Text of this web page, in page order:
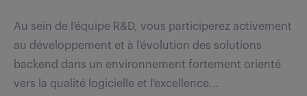
Au sein de l'équipe R&D, vous participerez activement
au développement et à l'évolution des solutions
backend dans un environnement fortement orienté
vers la qualité logicielle et l'excellence...